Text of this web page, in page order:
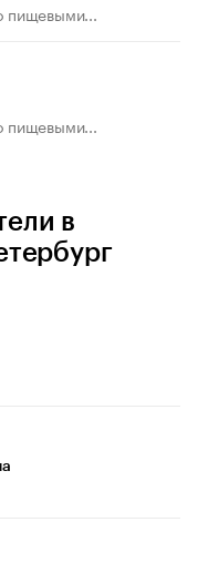
пищевыми...
пищевыми...
в